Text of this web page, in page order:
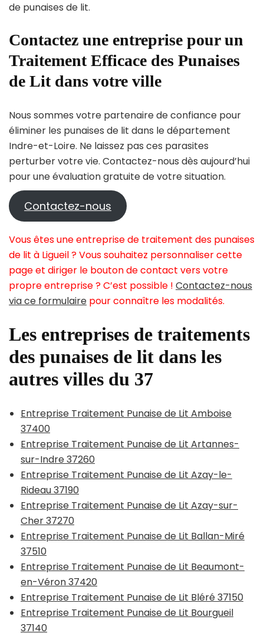
de punaises de lit.
Contactez une entreprise pour un
Traitement Efficace des Punaises
de Lit dans votre ville
Nous sommes votre partenaire de confiance pour
éliminer les punaises de lit dans le département
Indre-et-Loire. Ne laissez pas ces parasites
perturber votre vie. Contactez-nous dès aujourd’hui
pour une évaluation gratuite de votre situation.
Contactez-nous
Vous êtes une entreprise de traitement des punaises
de lit à Ligueil ? Vous souhaitez personnaliser cette
page et diriger le bouton de contact vers votre
propre entreprise ? C’est possible ! Contactez-nous
via ce formulaire pour connaître les modalités.
Les entreprises de traitements
des punaises de lit dans les
autres villes du 37
Entreprise Traitement Punaise de Lit Amboise
37400
Entreprise Traitement Punaise de Lit Artannes-
sur-Indre 37260
Entreprise Traitement Punaise de Lit Azay-le-
Rideau 37190
Entreprise Traitement Punaise de Lit Azay-sur-
Cher 37270
Entreprise Traitement Punaise de Lit Ballan-Miré
37510
Entreprise Traitement Punaise de Lit Beaumont-
en-Véron 37420
Entreprise Traitement Punaise de Lit Bléré 37150
Entreprise Traitement Punaise de Lit Bourgueil
37140